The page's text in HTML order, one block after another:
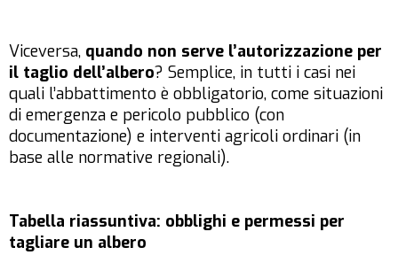
Viceversa, quando non serve l’autorizzazione per
il taglio dell’albero? Semplice, in tutti i casi nei
quali l’abbattimento è obbligatorio, come situazioni
di emergenza e pericolo pubblico (con
documentazione) e interventi agricoli ordinari (in
base alle normative regionali).
Tabella riassuntiva: obblighi e permessi per
tagliare un albero